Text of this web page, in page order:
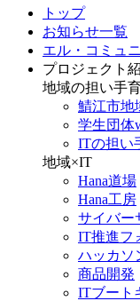
トップ
お知らせ一覧
エル・コミュ
プロジェクト
地域の担い手
鯖江市地
学生団体
ITの担い
地域×IT
Hana道場
Hana工房
サイバー
IT推進フ
ハッカソ
商品開発
ITブート